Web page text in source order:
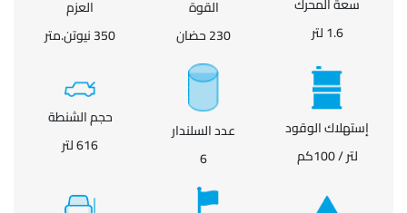
1.6 لتر
القوة
230 حضان
العزم
350 نيوتن.متر
إستهلاك الوقود
لتر / 100كم
عدد السلندار
6
حجم الشنطة
616 لتر